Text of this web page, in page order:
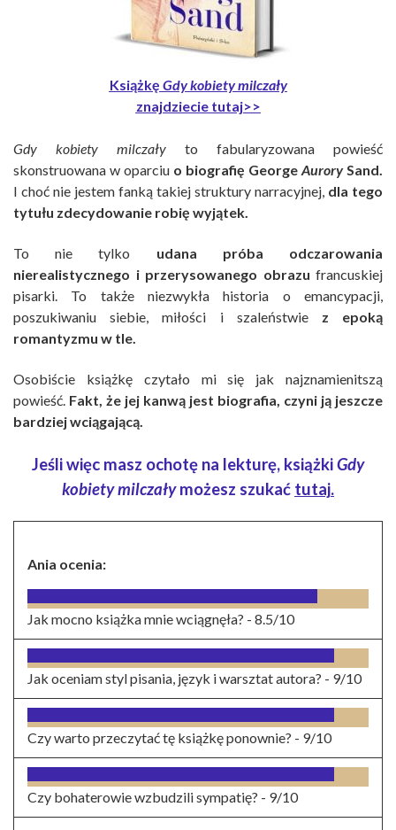
Książkę Gdy kobiety milczały
znajdziecie tutaj>>
Gdy kobiety milczały to fabularyzowana powieść
skonstruowana w oparciu o biografię George AurorySand.
I choć nie jestem fanką takiej struktury narracyjnej, dla tego
tytułu zdecydowanie robię wyjątek.
To nie tylko udana próba odczarowania
nierealistycznego i przerysowanego obrazu francuskiej
pisarki. To także niezwykła historia o emancypacji,
poszukiwaniu siebie, miłości i szaleństwie z epoką
romantyzmu w tle.
Osobiście książkę czytało mi się jak najznamienitszą
powieść. Fakt, że jej kanwą jest biografia, czyni ją jeszcze
bardziej wciągającą.
Jeśli więc masz ochotę na lekturę, książkiGdy
kobiety milczałymożesz szukać tutaj.
Ania ocenia:
Jak mocno książka mnie wciągnęła? - 8.5/10
Jak oceniam styl pisania, język i warsztat autora? - 9/10
Czy warto przeczytać tę książkę ponownie? - 9/10
Czy bohaterowie wzbudzili sympatię? - 9/10